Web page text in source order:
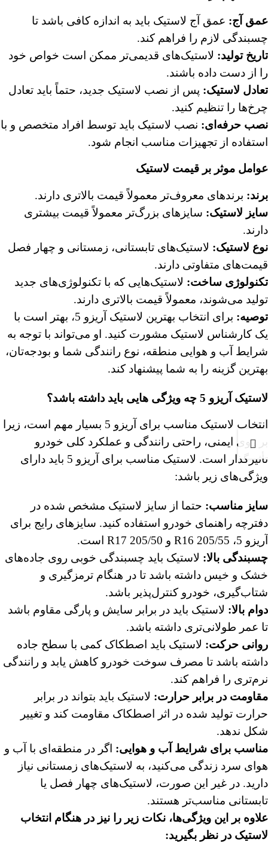
عمق آج: عمق آج لاستیک باید به اندازه کافی باشد تا
چسبندگی لازم را فراهم کند.
تاریخ تولید: لاستیک‌های قدیمی‌تر ممکن است خواص خود
را از دست داده باشند.
تعادل لاستیک: پس از نصب لاستیک جدید، حتماً باید تعادل
چرخ‌ها را تنظیم کنید.
نصب حرفه‌ای: نصب لاستیک باید توسط افراد متخصص و با
استفاده از تجهیزات مناسب انجام شود.
عوامل موثر بر قیمت لاستیک
برند: برندهای معروف‌تر معمولاً قیمت بالاتری دارند.
سایز لاستیک: سایزهای بزرگ‌تر معمولاً قیمت بیشتری
دارند.
نوع لاستیک: لاستیک‌های تابستانی، زمستانی و چهار فصل
قیمت‌های متفاوتی دارند.
تکنولوژی ساخت: لاستیک‌هایی که با تکنولوژی‌های جدید
تولید می‌شوند، معمولاً قیمت بالاتری دارند.
توصیه:
برای انتخاب بهترین لاستیک آریزو 5، بهتر است با
یک کارشناس لاستیک مشورت کنید. او می‌تواند با توجه به
شرایط آب و هوایی منطقه، نوع رانندگی شما و بودجه‌تان،
بهترین گزینه را به شما پیشنهاد کند.
لاستیک آریزو 5 چه ویژگی هایی باید داشته باشد؟
انتخاب لاستیک مناسب برای آریزو 5 بسیار مهم است، زیرا
بر روی ایمنی، راحتی رانندگی و عملکرد کلی خودرو
تأثیرگذار است. لاستیک مناسب برای آریزو 5 باید دارای
ویژگی‌های زیر باشد:
سایز مناسب: حتما از سایز لاستیک مشخص شده در
دفترچه راهنمای خودرو استفاده کنید. سایزهای رایج برای
آریزو 5، 205/55 R16 و 205/50 R17 است.
چسبندگی بالا: لاستیک باید چسبندگی خوبی روی جاده‌های
خشک و خیس داشته باشد تا در هنگام ترمزگیری و
شتاب‌گیری، خودرو کنترل‌پذیر باشد.
دوام بالا: لاستیک باید در برابر سایش و پارگی مقاوم باشد
تا عمر طولانی‌تری داشته باشد.
روانی حرکت: لاستیک باید اصطکاک کمی با سطح جاده
داشته باشد تا مصرف سوخت خودرو کاهش یابد و رانندگی
نرم‌تری را فراهم کند.
مقاومت در برابر حرارت: لاستیک باید بتواند در برابر
حرارت تولید شده در اثر اصطکاک مقاومت کند و تغییر
شکل ندهد.
مناسب برای شرایط آب و هوایی: اگر در منطقه‌ای با آب و
هوای سرد زندگی می‌کنید، به لاستیک‌های زمستانی نیاز
دارید. در غیر این صورت، لاستیک‌های چهار فصل یا
تابستانی مناسب‌تر هستند.
علاوه بر این ویژگی‌ها، نکات زیر را نیز در هنگام انتخاب
لاستیک در نظر بگیرید: